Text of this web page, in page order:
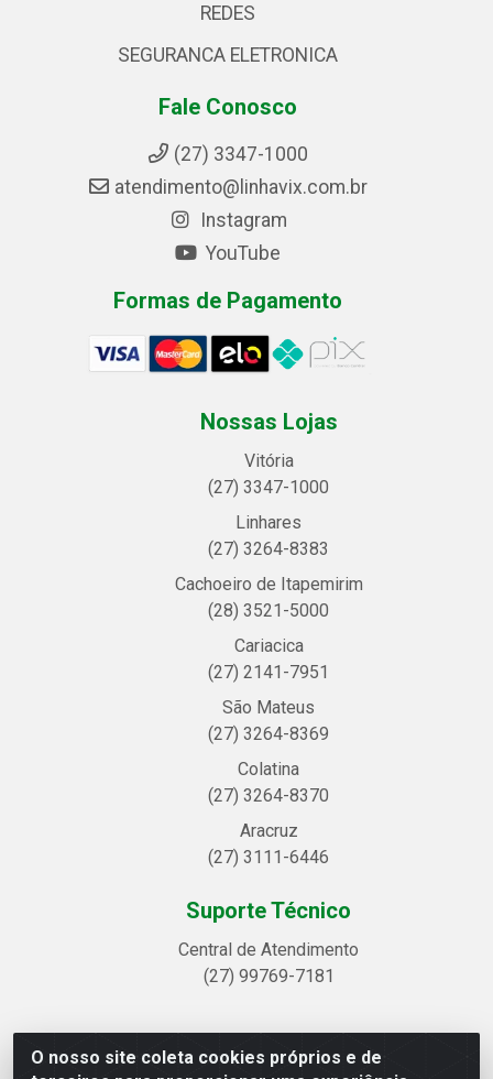
O nosso site coleta cookies próprios e de
REDES
SEGURANCA ELETRONICA
Fale Conosco
(27) 3347-1000
atendimento@linhavix.com.br
Instagram
YouTube
Formas de Pagamento
Nossas Lojas
Vitória
(27) 3347-1000
Linhares
(27) 3264-8383
Cachoeiro de Itapemirim
(28) 3521-5000
Cariacica
(27) 2141-7951
São Mateus
(27) 3264-8369
Colatina
(27) 3264-8370
Aracruz
(27) 3111-6446
Suporte Técnico
Central de Atendimento
(27) 99769-7181
Linhavix Distribuidora LTDA - Avenida Alegre, 2521 -